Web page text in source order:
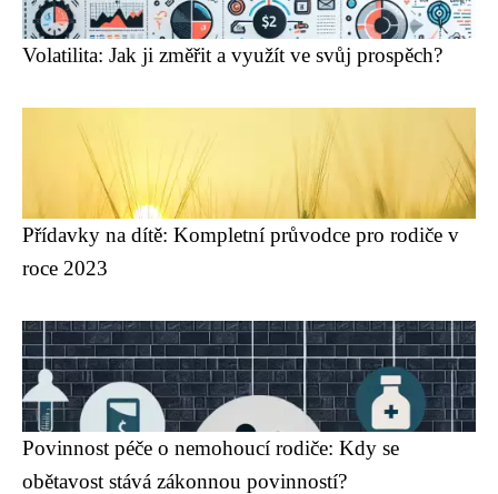
Volatilita: Jak ji změřit a využít ve svůj prospěch?
Přídavky na dítě: Kompletní průvodce pro rodiče v
roce 2023
Povinnost péče o nemohoucí rodiče: Kdy se
obětavost stává zákonnou povinností?